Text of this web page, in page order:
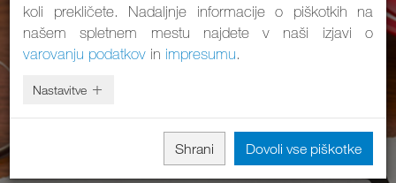
koli prekličete. Nadaljnje informacije o piškotkih na
našem spletnem mestu najdete v naši izjavi o
varovanju podatkov in impresumu.
Nastavitve
Shrani Dovoli vse piškotke